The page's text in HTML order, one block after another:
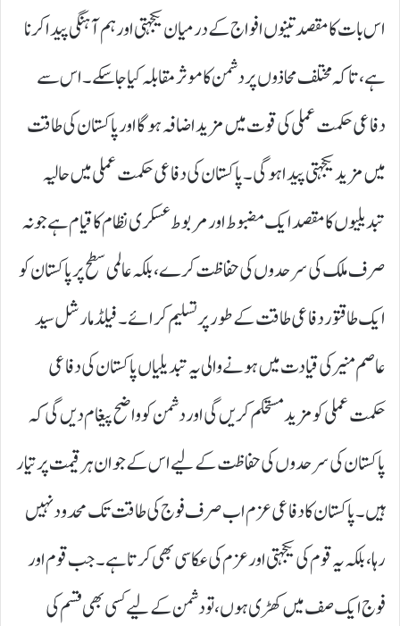
اس بات کا مقصد تینوں افواج کے درمیان یکجہتی اور ہم آہنگی پیدا کرنا
ہے، تاکہ مختلف محاذوں پر دشمن کا موثر مقابلہ کیا جاسکے۔ اس سے
دفاعی حکمت عملی کی قوت میں مزید اضافہ ہوگا اور پاکستان کی طاقت
میں مزید یکجہتی پیدا ہوگی۔ پاکستان کی دفاعی حکمت عملی میں حالیہ
تبدیلیوں کا مقصد ایک مضبوط اور مربوط عسکری نظام کا قیام ہے جو نہ
صرف ملک کی سرحدوں کی حفاظت کرے، بلکہ عالمی سطح پر پاکستان کو
ایک طاقتور دفاعی طاقت کے طور پر تسلیم کرائے۔ فیلڈ مارشل سید
عاصم منیر کی قیادت میں ہونے والی یہ تبدیلیاں پاکستان کی دفاعی
حکمت عملی کو مزید مستحکم کریں گی اور دشمن کو واضح پیغام دیں گی کہ
پاکستان کی سرحدوں کی حفاظت کے لیے اس کے جوان ہر قیمت پر تیار
ہیں۔پاکستان کا دفاعی عزم اب صرف فوج کی طاقت تک محدود نہیں
رہا، بلکہ یہ قوم کی یکجہتی اور عزم کی عکاسی بھی کرتا ہے۔ جب قوم اور
فوج ایک صف میں کھڑی ہوں، تو دشمن کے لیے کسی بھی قسم کی